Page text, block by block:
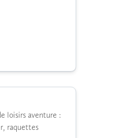
loisirs aventure :
raquettes